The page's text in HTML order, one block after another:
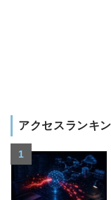
アクセスランキ